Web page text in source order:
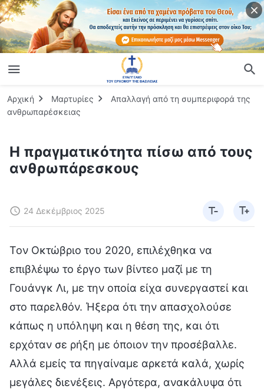
Αρχική Μαρτυρίες
Απαλλαγή από τη συμπεριφορά της
ανθρωπαρέσκειας
Η πραγματικότητα πίσω από τους
ανθρωπάρεσκους
24 Δεκέμβριος 2025
Τον Οκτώβριο του 2020, επιλέχθηκα να
επιβλέψω το έργο των βίντεο μαζί με τη
Γουάνγκ Λι, με την οποία είχα συνεργαστεί και
στο παρελθόν. Ήξερα ότι την απασχολούσε
κάπως η υπόληψη και η θέση της, και ότι
ερχόταν σε ρήξη με όποιον την προσέβαλλε.
Αλλά εμείς τα πηγαίναμε αρκετά καλά, χωρίς
μεγάλες διενέξεις. Αργότερα, ανακάλυψα ότι